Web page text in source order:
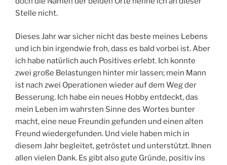
Stelle nicht.
Dieses Jahr war sicher nicht das beste meines Lebens
und ich bin irgendwie froh, dass es bald vorbei ist. Aber
ich habe natürlich auch Positives erlebt. Ich konnte
zwei große Belastungen hinter mir lassen; mein Mann
ist nach zwei Operationen wieder auf dem Weg der
Besserung. Ich habe ein neues Hobby entdeckt, das
mein Leben im wahrsten Sinne des Wortes bunter
macht, eine neue Freundin gefunden und einen alten
Freund wiedergefunden. Und viele haben mich in
diesem Jahr begleitet, getröstet und unterstützt. Ihnen
allen vielen Dank. Es gibt also gute Gründe, positiv ins